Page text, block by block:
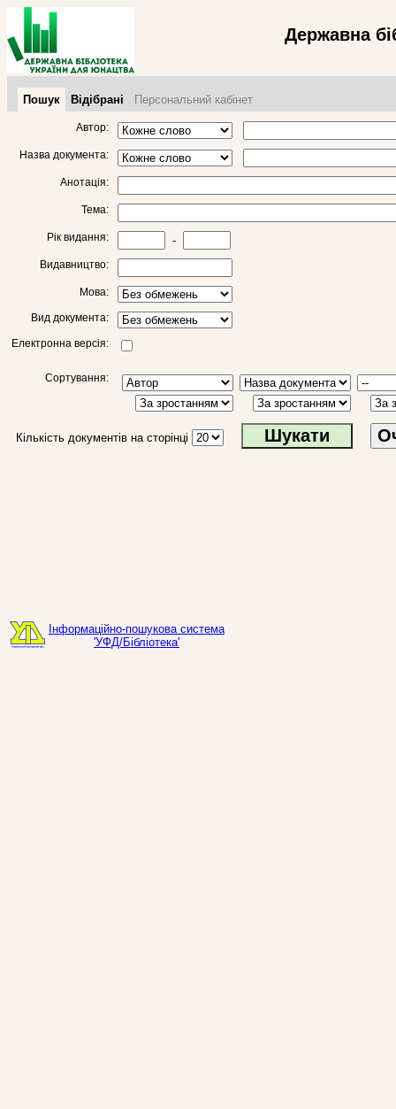
Державна
Пошук Відібрані Персональний кабінет
Автор:
Назва документа:
Анотація:
Тема:
Рік видання: -
Видавництво:
Мова:
Вид документа:
Електронна версія:
Сортування:
Кількість документів на сторінці
Інформаційно-пошукова система
'УФД/Бібліотека'